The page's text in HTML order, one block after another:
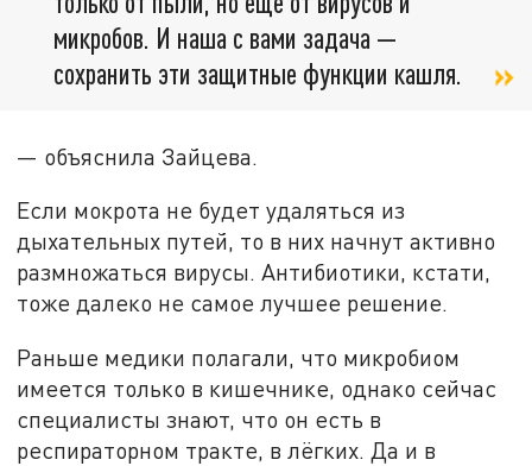
микробов. И наша с вами задача —
сохранить эти защитные функции кашля.
— объяснила Зайцева.
Если мокрота не будет удаляться из
дыхательных путей, то в них начнут активно
размножаться вирусы. Антибиотики, кстати,
тоже далеко не самое лучшее решение.
Раньше медики полагали, что микробиом
имеется только в кишечнике, однако сейчас
специалисты знают, что он есть в
респираторном тракте, в лёгких. Да и в